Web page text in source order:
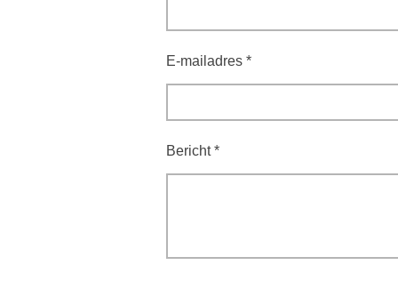
E-mailadres *
Bericht *